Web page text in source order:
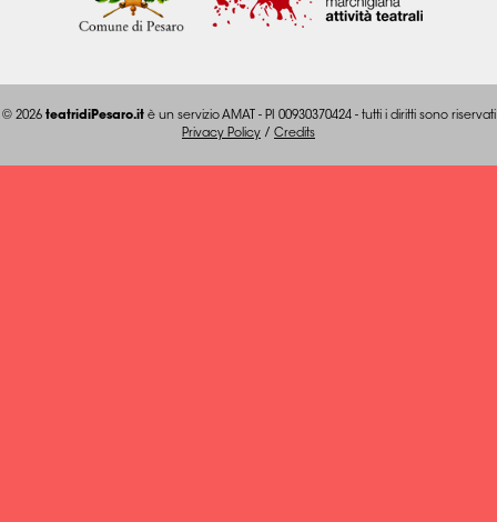
© 2026 teatridiPesaro.itè un servizio AMAT - PI 00930370424 - tutti i diritti sono riservati
Privacy Policy / Credits